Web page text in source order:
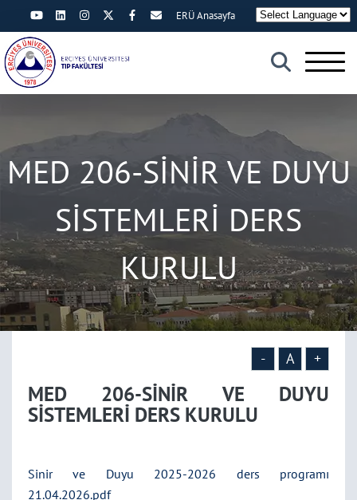
×
ERÜ Anasayfa
MED 206-SİNİR VE DUYU
SİSTEMLERİ DERS
KURULU
- A +
MED 206-SİNİR VE DUYU
SİSTEMLERİ DERS KURULU
Sinir ve Duyu 2025-2026 ders programı
21.04.2026.pdf